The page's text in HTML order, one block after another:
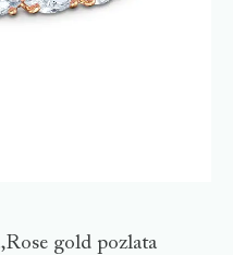
gold pozlata